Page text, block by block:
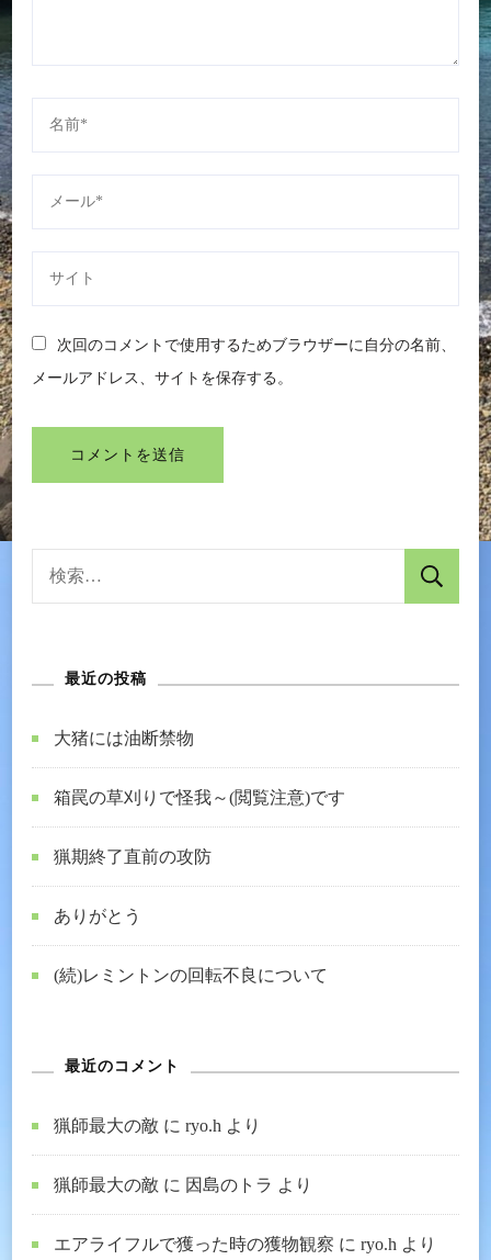
次回のコメントで使用するためブラウザーに自分の名前、
メールアドレス、サイトを保存する。
最近の投稿
大猪には油断禁物
箱罠の草刈りで怪我～(閲覧注意)です
猟期終了直前の攻防
ありがとう
(続)レミントンの回転不良について
最近のコメント
猟師最大の敵 に ryo.h より
猟師最大の敵 に 因島のトラ より
エアライフルで獲った時の獲物観察 に ryo.h より